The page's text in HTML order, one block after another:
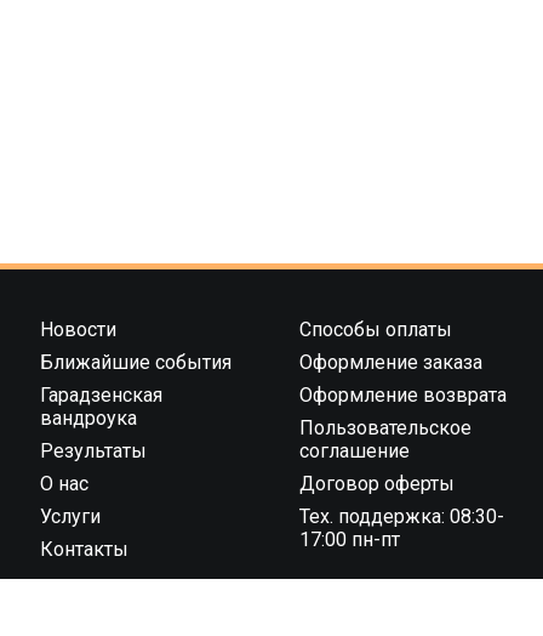
Новости
Ближайшие события
Гарадзенская
вандроука
Результаты
О нас
Услуги
Контакты
Способы оплаты
Оформление заказа
Оформление возврата
Пользовательское
соглашение
Договор оферты
Тех. поддержка: 08:30-
17:00 пн-пт